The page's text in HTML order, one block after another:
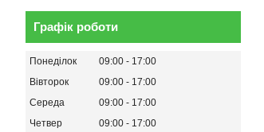
Графік роботи
Понеділок 09:00
17:00
Вівторок
09:00
17:00
Середа
09:00
17:00
Четвер
09:00 17:00